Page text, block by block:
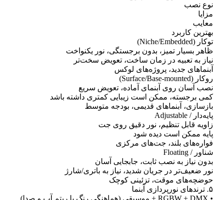
نوع نصب
مزایا
معایب
بهترین کاربرد
توکار (Niche/Embedded)
ظاهر بسیار تمیز، بدون برجستگی، نور یکنواخت
نیاز به تعبیه در زمان ساخت، تعویض سخت‌تر
آبنماهای جدید، پروژه‌های لوکس
روکار (Surface/Base-mounted)
نصب آسان روی آبنمای آماده، تعویض سریع
کمی برجسته، ممکن است زیبایی کمتری داشته باشد
بازسازی، آبنماهای قدیمی، بودجه متوسط
پایه‌دار / Adjustable
زاویه قابل تنظیم، نور دقیق روی جت
پایه ممکن است دیده شود
فواره‌های بلند، جت‌های مرکزی
شناور / Floating
بدون نیاز به نصب ثابت، جابجایی آسان
نور ضعیف‌تر در جریان شدید، نیاز به باتری/شارژ
حوضچه‌های موقت، تزئینی کوچک